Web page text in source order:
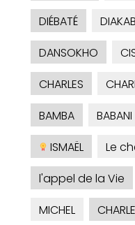
DIÉBATÉ
DANSOKHO
CHARLES
BAMBA
BABANI
ISMAËL
Le
l'appel de la Vie
MICHEL